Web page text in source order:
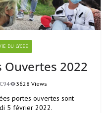
DU LYCEE
Ouvertes 2022
3628 Views
portes ouvertes sont
5 février 2022.